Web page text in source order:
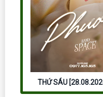
THỨ SÁU